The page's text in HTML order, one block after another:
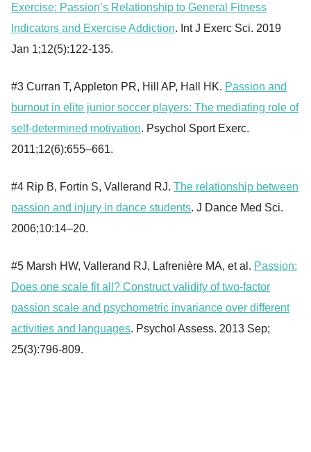
Exercise: Passion’s Relationship to General Fitness
Indicators and Exercise Addiction. Int J Exerc Sci. 2019
Jan 1;12(5):122-135.
#3 Curran T, Appleton PR, Hill AP, Hall HK. Passion and
burnout in elite junior soccer players: The mediating role of
self-determined motivation. Psychol Sport Exerc.
2011;12(6):655–661.
#4 Rip B, Fortin S, Vallerand RJ. The relationship between
passion and injury in dance students. J Dance Med Sci.
2006;10:14–20.
#5 Marsh HW, Vallerand RJ, Lafrenière MA, et al. Passion:
Does one scale fit all? Construct validity of two-factor
passion scale and psychometric invariance over different
activities and languages. Psychol Assess. 2013 Sep;
25(3):796-809.